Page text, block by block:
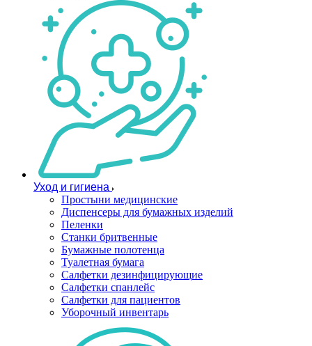
Уход и гигиена
Простыни медицинские
Диспенсеры для бумажных изделий
Пеленки
Станки бритвенные
Бумажные полотенца
Туалетная бумага
Салфетки дезинфицирующие
Салфетки спанлейс
Салфетки для пациентов
Уборочный инвентарь